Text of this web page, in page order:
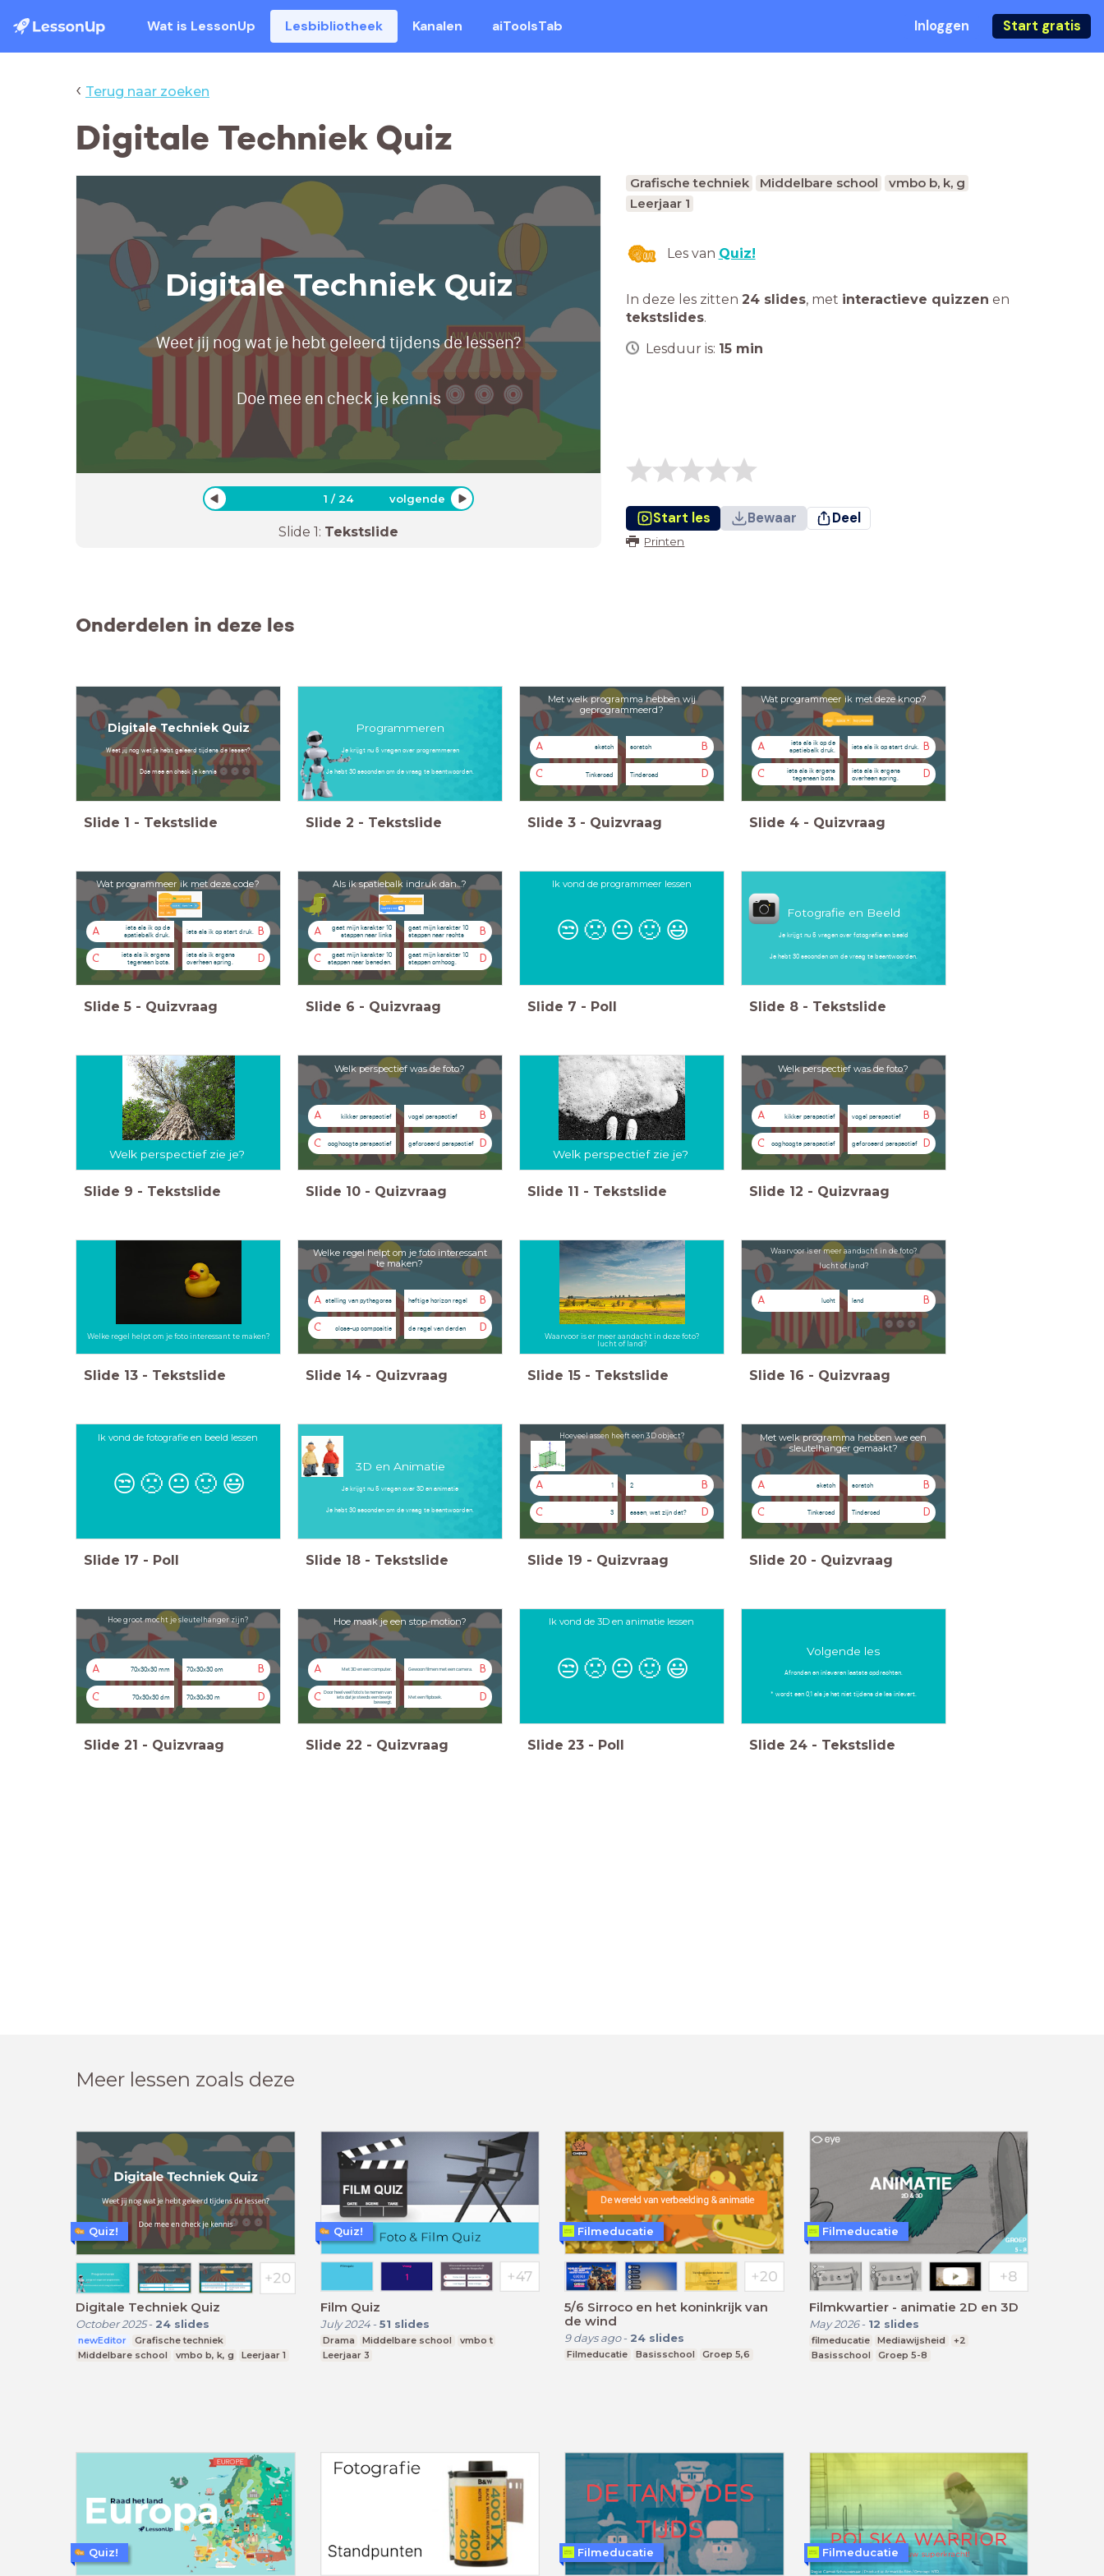
Wat is LessonUp Lesbibliotheek Kanalen aiToolsTab Inloggen Start gratis
‹ Terug naar zoeken
Digitale Techniek Quiz
Digitale Techniek Quiz
Weet jij nog wat je hebt geleerd tijdens de lessen?
Doe mee en check je kennis
1 /24 volgende
Slide 1: Tekstslide
Grafische techniek Middelbare school
vmbo b, k, g
Leerjaar 1
Les van Quiz!
In deze les zitten 24 slides, met interactieve quizzen en
tekstslides.
Lesduur is: 15 min
Start les Bewaar Deel
Printen
Onderdelen in deze les
Digitale Techniek Quiz
Weet jij nog wat je hebt geleerd tijdens de lessen?
Doe mee en check je kennis
Slide 1 - Tekstslide
Programmeren
Je krijgt nu 5 vragen over programmeren
Je hebt 30 seconden om de vraag te beantwoorden.
Slide 2 - Tekstslide
Met welk programma hebben wij
geprogrammeerd?
A sketch B
scratch
C Tinkercad D
Tindercad
Slide 3 - Quizvraag
Wat programmeer ik met deze knop?
A
iets als ik op de
spatiebalk druk.
B
iets als ik op start druk.
C
iets als ik ergens
tegenaan bots.
D
iets als ik ergens
overheen spring.
Slide 4 - Quizvraag
Wat programmeer ik met deze code?
A
iets als ik op de
spatiebalk druk.
B
iets als ik op start druk.
C
iets als ik ergens
tegenaan bots.
D
iets als ik ergens
overheen spring.
Slide 5 - Quizvraag
Als ik spatiebalk indruk dan...?
A
gaat mijn karakter 10
stappen naar links
B
gaat mijn karakter 10
stappen naar rechts
C
gaat mijn karakter 10
stappen naar beneden.
D
gaat mijn karakter 10
stappen omhoog.
Slide 6 - Quizvraag
Ik vond de programmeer lessen
😒 🙁 😐 🙂 😃
Slide 7 - Poll
Fotografie en Beeld
Je krijgt nu 5 vragen over fotografie en beeld
Je hebt 30 seconden om de vraag te beantwoorden.
Slide 8 - Tekstslide
Welk perspectief zie je?
Slide 9 - Tekstslide
Welk perspectief was de foto?
A kikker perspectief B
vogel perspectief
C ooghoogte perspectief D
geforceerd perspectief
Slide 10 - Quizvraag
Welk perspectief zie je?
Slide 11 - Tekstslide
Welk perspectief was de foto?
A kikker perspectief B
vogel perspectief
C ooghoogte perspectief D
geforceerd perspectief
Slide 12 - Quizvraag
Welke regel helpt om je foto interessant te maken?
Slide 13 - Tekstslide
Welke regel helpt om je foto interessant
te maken?
A stelling van pythagoras B
heftige horizon regel
C close-up compositie D
de regel van derden
Slide 14 - Quizvraag
Waarvoor is er meer aandacht in deze foto?
lucht of land?
Slide 15 - Tekstslide
Waarvoor is er meer aandacht in de foto?
lucht of land?
A lucht B
land
Slide 16 - Quizvraag
Ik vond de fotografie en beeld lessen
😒 🙁 😐 🙂 😃
Slide 17 - Poll
3D en Animatie
Je krijgt nu 5 vragen over 3D en animatie
Je hebt 30 seconden om de vraag te beantwoorden.
Slide 18 - Tekstslide
Hoeveel assen heeft een 3D object?
A 1 B
2
C 3 D
assen, wat zijn dat?
Slide 19 - Quizvraag
Met welk programma hebben we een
sleutelhanger gemaakt?
A sketch B
scratch
C Tinkercad D
Tindercad
Slide 20 - Quizvraag
Hoe groot mocht je sleutelhanger zijn?
A 70x30x30 mm B
70x30x30 cm
C 70x30x30 dm D
70x30x30 m
Slide 21 - Quizvraag
Hoe maak je een stop-motion?
A Met 3D en een computer. B
Gewoon filmen met een camera.
C Door heel veel foto's te nemen van
iets dat je steeds een beetje
beweegt.
D
Met een flipboek.
Slide 22 - Quizvraag
Ik vond de 3D en animatie lessen
😒 🙁 😐 🙂 😃
Slide 23 - Poll
Volgende les
Afronden en inleveren laatste opdrachten.
* wordt een 0,1 als je het niet tijdens de les inlevert.
Slide 24 - Tekstslide
Meer lessen zoals deze
Digitale Techniek Quiz
October 2025- 24 slides
newEditor
Grafische techniek
Middelbare school
vmbo b, k, g Leerjaar 1
Quiz!
Film Quiz
July 2024- 51 slides
Drama Middelbare school
vmbo t
Leerjaar 3
Quiz!
5/6 Sirroco en het koninkrijk van
de wind
9 days ago- 24 slides
Filmeducatie Basisschool Groep 5,6
Filmeducatie
Filmkwartier - animatie 2D en 3D
May 2026- 12 slides
filmeducatie Mediawijsheid
+2
Basisschool
Groep 5-8
Filmeducatie
Quiz! Filmeducatie Filmeducatie